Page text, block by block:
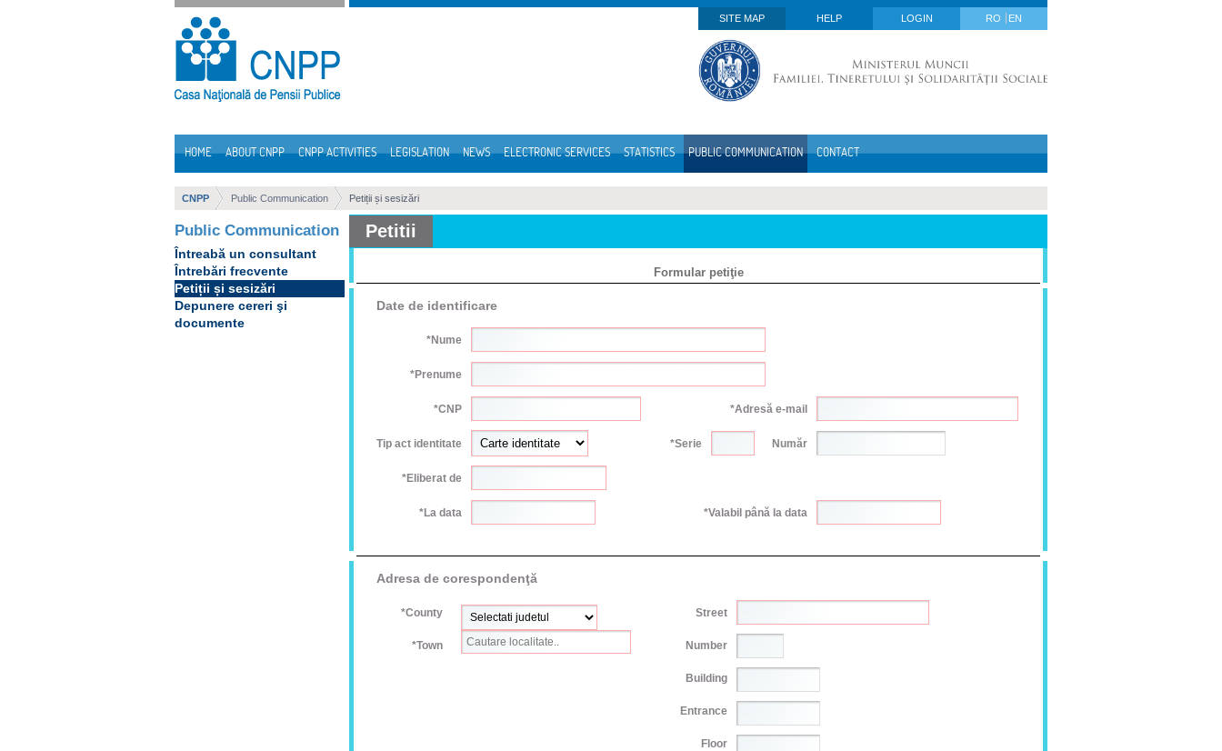
Skip to Content
SITE MAP
HELP LOGIN RO EN
HOME ABOUT CNPP CNPP ACTIVITIES LEGISLATION NEWS ELECTRONIC SERVICES STATISTICS PUBLIC COMMUNICATION CONTACT
CNPP Public Communication Petiții și sesizări
Public Communication
Întreabă un consultant
Întrebări frecvente
Petiții și sesizări
Depunere cereri şi
documente
Petitii
Formular petiţie
Date de identificare
*Nume
*Prenume
*CNP *Adresă e-mail
Tip act identitate *Serie Număr
*Eliberat de
*La data *Valabil până la data
Adresa de corespondenţă
*County
*Town
Street
Number
Building
Entrance
Floor